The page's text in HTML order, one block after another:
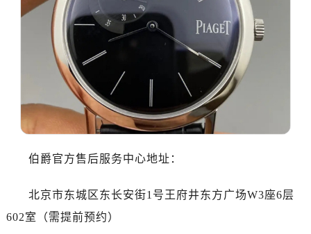
伯爵官方售后服务中心地址：
北京市东城区东长安街1号王府井东方广场W3座6层
602室（需提前预约）